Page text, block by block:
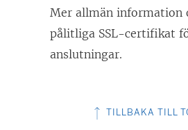
Mer allmän information
pålitliga SSL-certifikat
anslutningar.
TILLBAKA TILL